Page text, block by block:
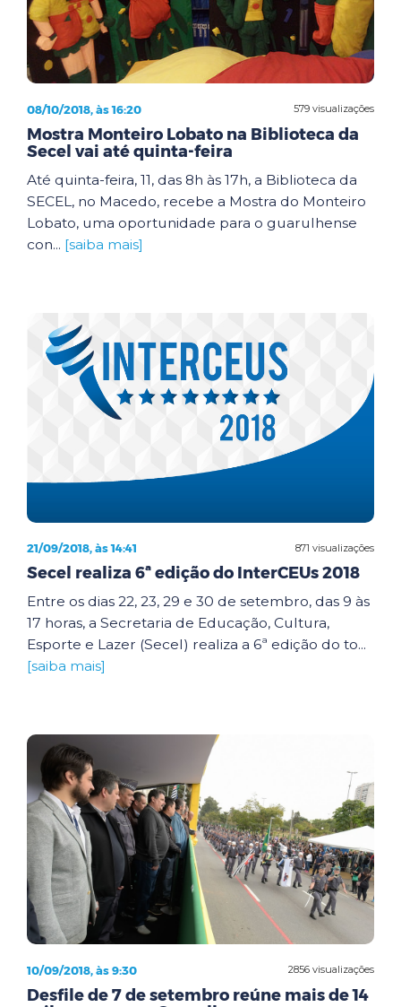
579 visualizações
08/10/2018, às 16:20
Mostra Monteiro Lobato na Biblioteca da
Secel vai até quinta-feira
Até quinta-feira, 11, das 8h às 17h, a Biblioteca da
SECEL, no Macedo, recebe a Mostra do Monteiro
Lobato, uma oportunidade para o guarulhense
con... [saiba mais]
871 visualizações
21/09/2018, às 14:41
Secel realiza 6ª edição do InterCEUs 2018
Entre os dias 22, 23, 29 e 30 de setembro, das 9 às
17 horas, a Secretaria de Educação, Cultura,
Esporte e Lazer (Secel) realiza a 6ª edição do to...
[saiba mais]
2856 visualizações
10/09/2018, às 9:30
Desfile de 7 de setembro reúne mais de 14